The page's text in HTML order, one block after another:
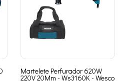
Martelete Perfurador 620W
220V 20Mm - Ws3160K - Wesco